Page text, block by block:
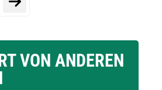
VON ANDEREN